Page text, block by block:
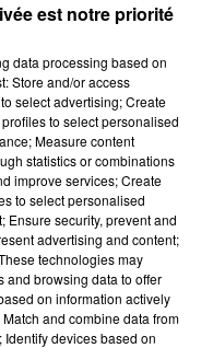
23h48
23h48
DJ MOULAY, NOUR EL
HOUDA
Kont Nkhaf Alik
est notre priorité
data processing based on
Store and/or access
select advertising; Create
to select personalised
Measure content
statistics or combinations
improve services; Create
to select personalised
Ensure security, prevent and
advertising and content;
technologies may
and browsing data to offer
on information actively
and combine data from
devices based on